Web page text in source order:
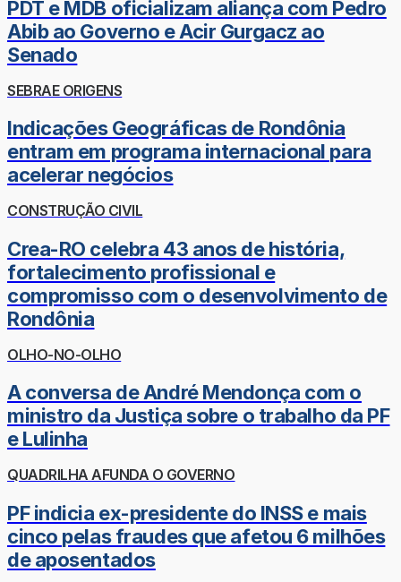
PDT e MDB oficializam aliança com Pedro
Abib ao Governo e Acir Gurgacz ao
Senado
SEBRAE ORIGENS
Indicações Geográficas de Rondônia
entram em programa internacional para
acelerar negócios
CONSTRUÇÃO CIVIL
Crea-RO celebra 43 anos de história,
fortalecimento profissional e
compromisso com o desenvolvimento de
Rondônia
OLHO-NO-OLHO
A conversa de André Mendonça com o
ministro da Justiça sobre o trabalho da PF
e Lulinha
QUADRILHA AFUNDA O GOVERNO
PF indicia ex-presidente do INSS e mais
cinco pelas fraudes que afetou 6 milhões
de aposentados